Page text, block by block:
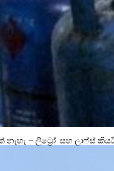
– ලිට්‍රෝ සහ ලාෆ්ස්